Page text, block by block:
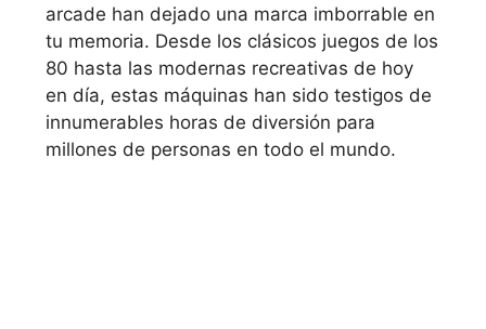
arcade han dejado una marca imborrable en
tu memoria. Desde los clásicos juegos de los
80 hasta las modernas recreativas de hoy
en día, estas máquinas han sido testigos de
innumerables horas de diversión para
millones de personas en todo el mundo.